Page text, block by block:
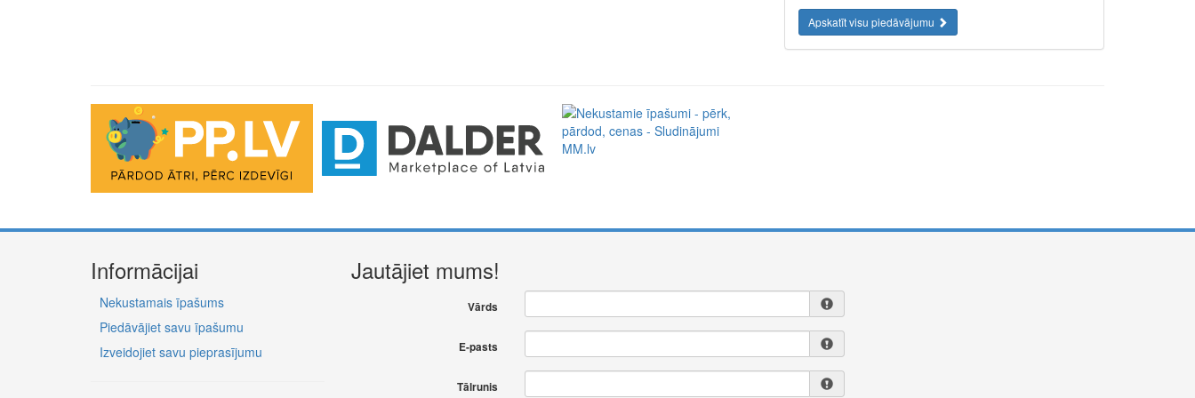
Apskatīt visu piedāvājumu
Informācijai
Nekustamais īpašums
Piedāvājiet savu īpašumu
Izveidojiet savu pieprasījumu
Jautājiet mums!
Vārds
E-pasts
Tālrunis